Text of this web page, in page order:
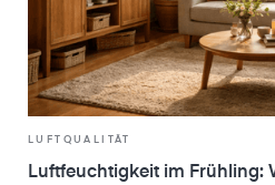
LUFTQUALITÄT
Luftfeuchtigkeit im Frühling: